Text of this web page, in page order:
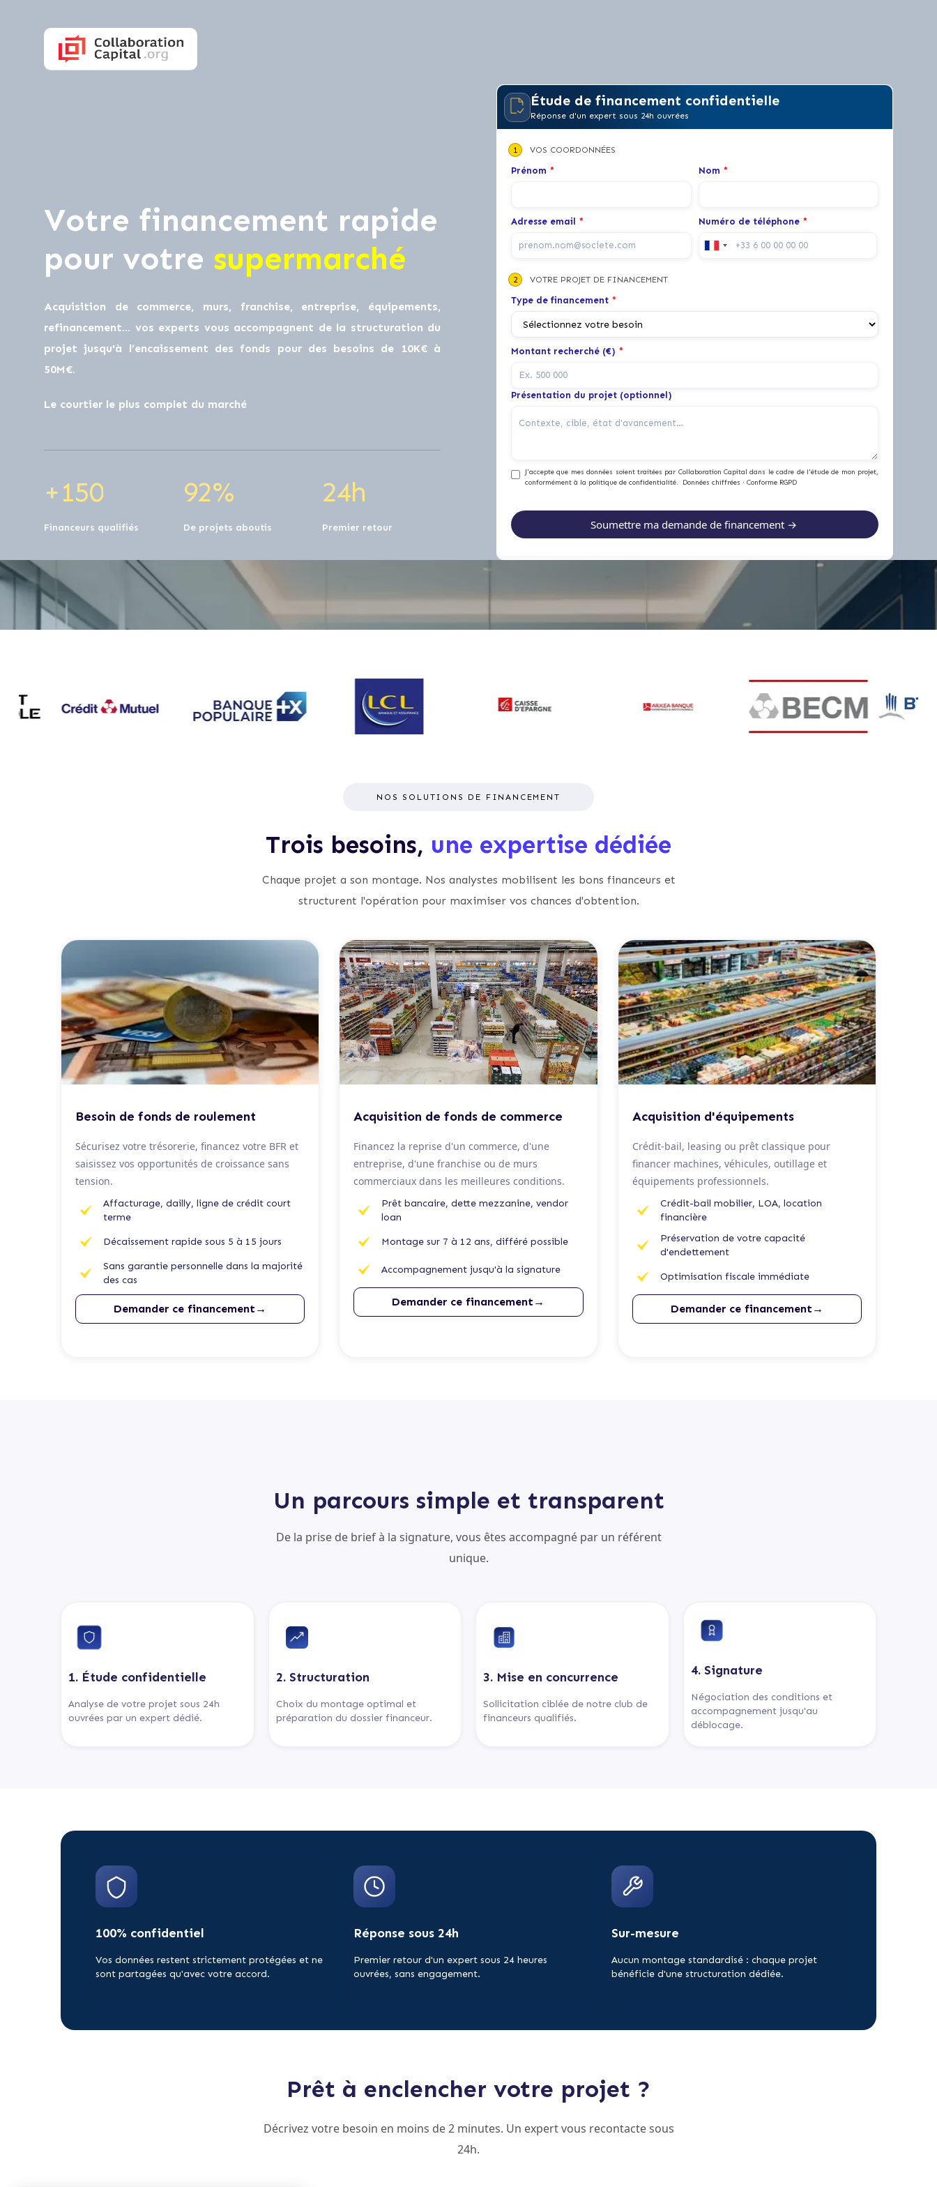
Votre financement rapide
pour votre supermarché
Acquisition de commerce, murs, franchise, entreprise, équipements,
refinancement… vos experts vous accompagnent de la structuration du
projet jusqu'à l’encaissement des fonds pour des besoins de 10K€ à
50M€.
Le courtier le plus complet du marché
+
0
1
1
0
50
Financeurs qualifiés
0
9
0
2%
De projets aboutis
0
2
0
4h
Premier retour
Étude de financement confidentielle
Réponse d'un expert sous 24h ouvrées
1 VOS COORDONNÉES
Prénom * Nom *
Adresse email * Numéro de téléphone *
2 VOTRE PROJET DE FINANCEMENT
Type de financement *
Montant recherché (€) *
Présentation du projet (optionnel)
J'accepte que mes données soient traitées par Collaboration Capital dans le cadre de l'étude de mon projet,
conformément à la politique de confidentialité. Données chiffrées · Conforme RGPD
NOS SOLUTIONS DE FINANCEMENT
Trois besoins, une expertise dédiée
Chaque projet a son montage. Nos analystes mobilisent les bons financeurs et
structurent l'opération pour maximiser vos chances d'obtention.
Besoin de fonds de roulement
Sécurisez votre trésorerie, financez votre BFR et
saisissez vos opportunités de croissance sans
tension.
Affacturage, dailly, ligne de crédit court
terme
Décaissement rapide sous 5 à 15 jours
Sans garantie personnelle dans la majorité
des cas
Demander ce financement→
Acquisition de fonds de commerce
Financez la reprise d'un commerce, d'une
entreprise, d'une franchise ou de murs
commerciaux dans les meilleures conditions.
Prêt bancaire, dette mezzanine, vendor
loan
Montage sur 7 à 12 ans, différé possible
Accompagnement jusqu'à la signature
Demander ce financement→
Acquisition d'équipements
Crédit-bail, leasing ou prêt classique pour
financer machines, véhicules, outillage et
équipements professionnels.
Crédit-bail mobilier, LOA, location
financière
Préservation de votre capacité
d'endettement
Optimisation fiscale immédiate
Demander ce financement→
Un parcours simple et transparent
De la prise de brief à la signature, vous êtes accompagné par un référent
unique.
1. Étude confidentielle
Analyse de votre projet sous 24h
ouvrées par un expert dédié.
2. Structuration
Choix du montage optimal et
préparation du dossier financeur.
3. Mise en concurrence
Sollicitation ciblée de notre club de
financeurs qualifiés.
4. Signature
Négociation des conditions et
accompagnement jusqu'au
déblocage.
100% confidentiel
Vos données restent strictement protégées et ne
sont partagées qu'avec votre accord.
Réponse sous 24h
Premier retour d'un expert sous 24 heures
ouvrées, sans engagement.
Sur-mesure
Aucun montage standardisé : chaque projet
bénéficie d'une structuration dédiée.
Prêt à enclencher votre projet ?
Décrivez votre besoin en moins de 2 minutes. Un expert vous recontacte sous
24h.